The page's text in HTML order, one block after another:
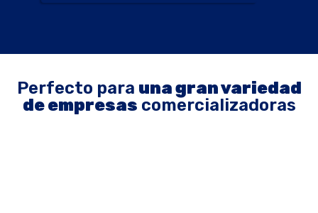
Perfecto para una gran variedad
de empresas comercializadoras